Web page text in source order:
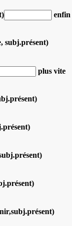
enfin
subj.présent)
plus vite